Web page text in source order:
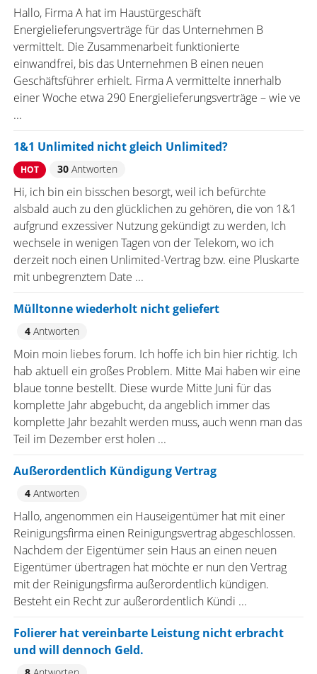
Hallo, Firma A hat im Haustürgeschäft
Energielieferungsverträge für das Unternehmen B
vermittelt. Die Zusammenarbeit funktionierte
einwandfrei, bis das Unternehmen B einen neuen
Geschäftsführer erhielt. Firma A vermittelte innerhalb
einer Woche etwa 290 Energielieferungsverträge – wie ve
...
1&1 Unlimited nicht gleich Unlimited?
HOT 30Antworten
Hi, ich bin ein bisschen besorgt, weil ich befürchte
alsbald auch zu den glücklichen zu gehören, die von 1&1
aufgrund exzessiver Nutzung gekündigt zu werden, Ich
wechsele in wenigen Tagen von der Telekom, wo ich
derzeit noch einen Unlimited-Vertrag bzw. eine Pluskarte
mit unbegrenztem Date ...
Mülltonne wiederholt nicht geliefert
4Antworten
Moin moin liebes forum. Ich hoffe ich bin hier richtig. Ich
hab aktuell ein großes Problem. Mitte Mai haben wir eine
blaue tonne bestellt. Diese wurde Mitte Juni für das
komplette Jahr abgebucht, da angeblich immer das
komplette Jahr bezahlt werden muss, auch wenn man das
Teil im Dezember erst holen ...
Außerordentlich Kündigung Vertrag
4Antworten
Hallo, angenommen ein Hauseigentümer hat mit einer
Reinigungsfirma einen Reinigungsvertrag abgeschlossen.
Nachdem der Eigentümer sein Haus an einen neuen
Eigentümer übertragen hat möchte er nun den Vertrag
mit der Reinigungsfirma außerordentlich kündigen.
Besteht ein Recht zur außerordentlich Kündi ...
Folierer hat vereinbarte Leistung nicht erbracht
und will dennoch Geld.